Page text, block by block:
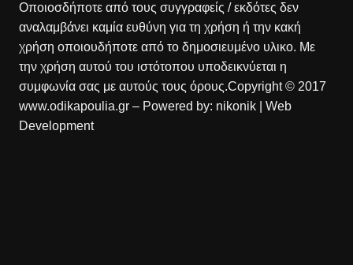
Οποιοσδήποτε από τους συγγραφείς / εκδότες δεν
αναλαμβάνει καμία ευθύνη για τη χρήση ή την κακή
χρήση οποιουδήποτε από το δημοσιευμένο υλικο. Με
την χρήση αυτού του ιστότοπου υποδεικνύεται η
συμφωνία σας με αυτούς τους όρους.Copyright © 2017
www.odikapoulia.gr – Powered by: nikonik
| Web
Development